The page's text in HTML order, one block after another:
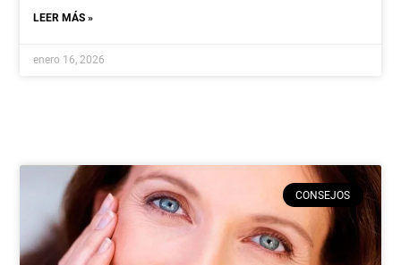
LEER MÁS »
enero 16, 2026
CONSEJOS